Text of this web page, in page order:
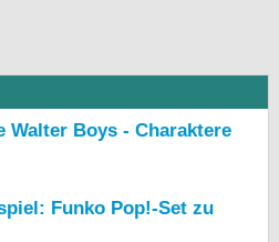
Walter Boys - Charaktere
Funko Pop!-Set zu